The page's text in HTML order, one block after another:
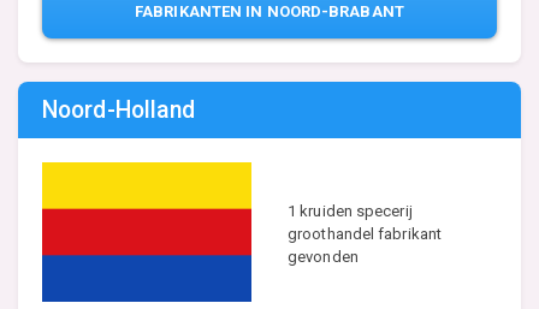
FABRIKANTEN IN NOORD-BRABANT
Noord-Holland
1 kruiden specerij
groothandel fabrikant
gevonden